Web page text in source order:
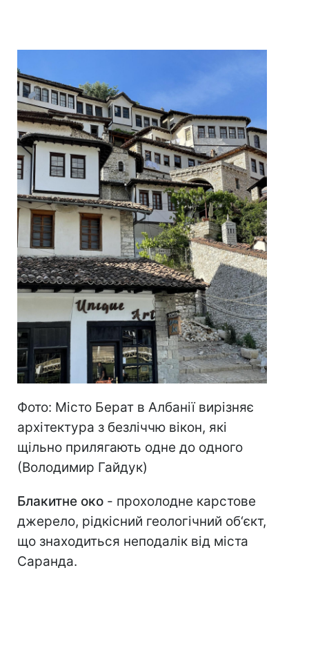
Фото: Місто Берат в Албанії вирізняє
архітектура з безліччю вікон, які
щільно прилягають одне до одного
(Володимир Гайдук)
Блакитне око - прохолодне карстове
джерело, рідкісний геологічний об‘єкт,
що знаходиться неподалік від міста
Саранда.